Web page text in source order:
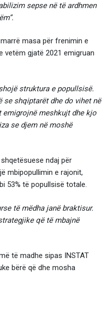
sepse në të ardhmen
masa për frenimin e
vetëm gjatë 2021 emigruan
struktura e popullsisë.
se shqiptarët dhe do vihet në
meshkujt dhe kjo
se djem në moshë
ndaj për
mbipopullimin e rajonit,
53% të popullsisë totale.
të mëdha janë braktisur.
që të mbajnë
të madhe sipas INSTAT
bërë që dhe mosha